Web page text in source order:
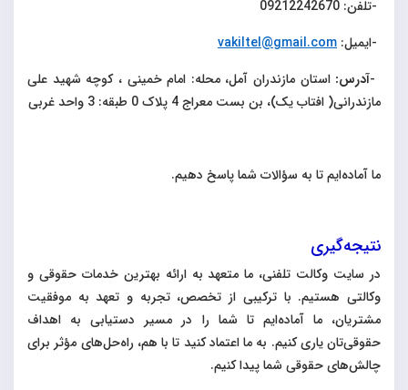
-تلفن: 09212242670
-ایمیل: vakiltel@gmail.com
-آدرس:استان مازندران آمل، محله: امام خمینی ، کوچه شهید علی
مازندرانی( افتاب یک)، بن بست معراج 4 پلاک 0 طبقه: 3 واحد غربی
ما آماده‌ایم تا به سؤالات شما پاسخ دهیم.
نتیجه‌گیری
در سایت وکالت تلفنی، ما متعهد به ارائه بهترین خدمات حقوقی و
وکالتی هستیم. با ترکیبی از تخصص، تجربه و تعهد به موفقیت
مشتریان، ما آماده‌ایم تا شما را در مسیر دستیابی به اهداف
حقوقی‌تان یاری کنیم. به ما اعتماد کنید تا با هم، راه‌حل‌های مؤثر برای
چالش‌های حقوقی شما پیدا کنیم.